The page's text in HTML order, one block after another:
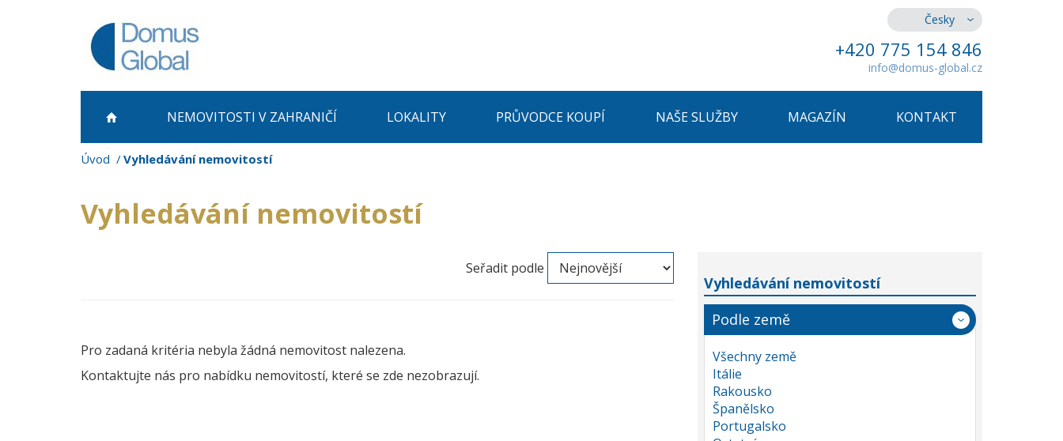
Česky
+420 775 154 846
info@domus-global.cz
NEMOVITOSTI V ZAHRANIČÍ LOKALITY PRŮVODCE KOUPÍ NAŠE SLUŽBY MAGAZÍN KONTAKT
Úvod Vyhledávání nemovitostí
Vyhledávání nemovitostí
Seřadit podle
Pro zadaná kritéria nebyla žádná nemovitost nalezena.
Kontaktujte nás pro nabídku nemovitostí, které se zde nezobrazují.
Vyhledávání nemovitostí
Podle země
Všechny země
Itálie
Rakousko
Španělsko
Portugalsko